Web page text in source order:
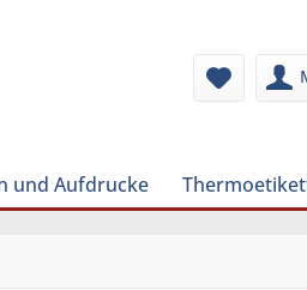
und Aufdrucke